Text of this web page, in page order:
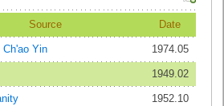
Source Date
Yin 1974.05
1949.02
1952.10